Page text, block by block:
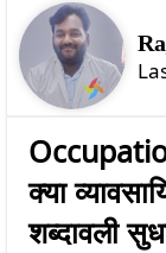
क्या
शब्दावली